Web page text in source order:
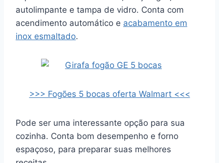
autolimpante e tampa de vidro. Conta com
acendimento automático e acabamento em
inox esmaltado.
>>> Fogões 5 bocas oferta Walmart <<<
Pode ser uma interessante opção para sua
cozinha. Conta bom desempenho e forno
espaçoso, para preparar suas melhores